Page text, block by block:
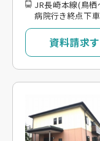
JR長崎本線(鳥栖
病院行き終点下
資料請求